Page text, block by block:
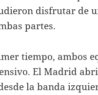
disfrutar de
partes.
tiempo, ambos
El Madrid
la banda